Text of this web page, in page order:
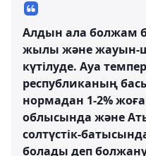
Алдын ала болжам
жылы және жауын-
күтілуде. Ауа
республиканың
нормадан 1-2%
облысында және
солтүстік-
болады деп